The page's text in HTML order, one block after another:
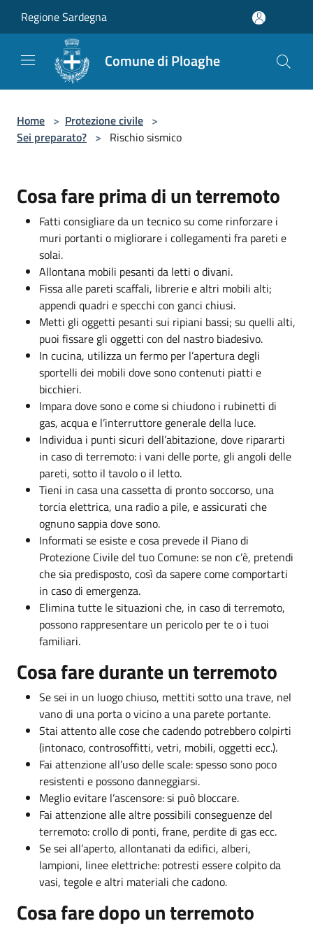
Regione Sardegna
Comune di Ploaghe
Home > Protezione civile >
Sei preparato? > Rischio sismico
Cosa fare prima di un terremoto
Fatti consigliare da un tecnico su come rinforzare i
muri portanti o migliorare i collegamenti fra pareti e
solai.
Allontana mobili pesanti da letti o divani.
Fissa alle pareti scaffali, librerie e altri mobili alti;
appendi quadri e specchi con ganci chiusi.
Metti gli oggetti pesanti sui ripiani bassi; su quelli alti,
puoi fissare gli oggetti con del nastro biadesivo.
In cucina, utilizza un fermo per l’apertura degli
sportelli dei mobili dove sono contenuti piatti e
bicchieri.
Impara dove sono e come si chiudono i rubinetti di
gas, acqua e l’interruttore generale della luce.
Individua i punti sicuri dell’abitazione, dove ripararti
in caso di terremoto: i vani delle porte, gli angoli delle
pareti, sotto il tavolo o il letto.
Tieni in casa una cassetta di pronto soccorso, una
torcia elettrica, una radio a pile, e assicurati che
ognuno sappia dove sono.
Informati se esiste e cosa prevede il Piano di
Protezione Civile del tuo Comune: se non c’è, pretendi
che sia predisposto, così da sapere come comportarti
in caso di emergenza.
Elimina tutte le situazioni che, in caso di terremoto,
possono rappresentare un pericolo per te o i tuoi
familiari.
Cosa fare durante un terremoto
Se sei in un luogo chiuso, mettiti sotto una trave, nel
vano di una porta o vicino a una parete portante.
Stai attento alle cose che cadendo potrebbero colpirti
(intonaco, controsoffitti, vetri, mobili, oggetti ecc.).
Fai attenzione all’uso delle scale: spesso sono poco
resistenti e possono danneggiarsi.
Meglio evitare l’ascensore: si può bloccare.
Fai attenzione alle altre possibili conseguenze del
terremoto: crollo di ponti, frane, perdite di gas ecc.
Se sei all’aperto, allontanati da edifici, alberi,
lampioni, linee elettriche: potresti essere colpito da
vasi, tegole e altri materiali che cadono.
Cosa fare dopo un terremoto